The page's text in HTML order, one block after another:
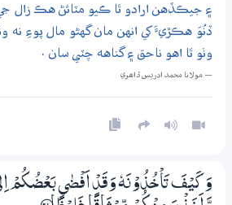
۽ جيڪڏهن ارادو ٿا ڪيو مٽائڻ هڪ زال
ڏنُوَ هڪڙيءَ کي انهن مان گهڻو مال پوءِ نه
وٺو ٿا اهو ناحق ۽ گناهه چٽي سان .
— مولانا محمد ادريس ڏاھري
وَكَيْفَ تَاْخُذُوْنَهٗ وَقَدْ اَفْضٰى بَعْضُكُمْ